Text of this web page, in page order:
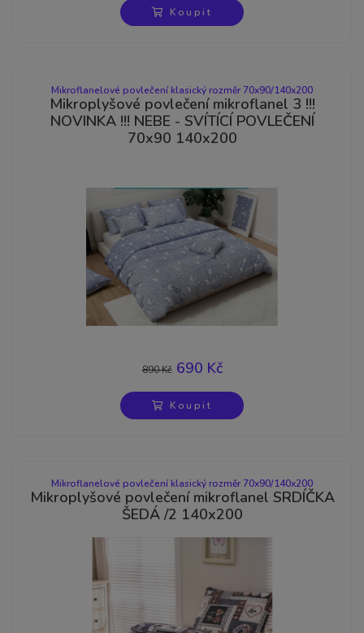
Koupit
Mikroflanelové povlečení klasický rozměr 70x90/140x200
Mikroplyšové povlečení mikroflanel 3 !!!
NOVINKA !!! NEBE - SVÍTÍCÍ POVLEČENÍ
70x90 140x200
890 Kč690 Kč
Koupit
Mikroflanelové povlečení klasický rozměr 70x90/140x200
Mikroplyšové povlečení mikroflanel SRDÍČKA
ŠEDÁ /2 140x200